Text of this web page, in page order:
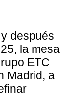
después
la mesa
ETC
Madrid, a